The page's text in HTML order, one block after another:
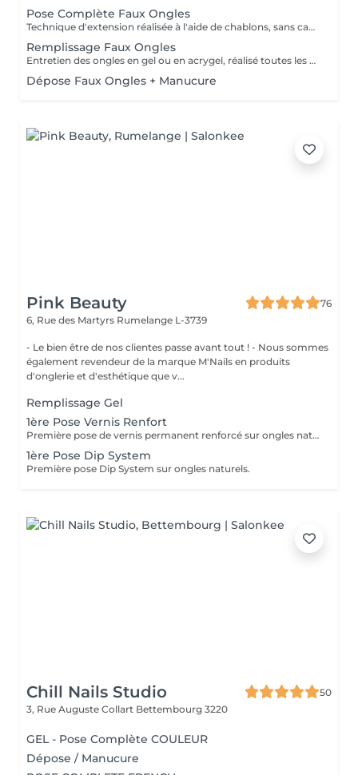
Pose Complète Faux Ongles
Technique d'extension réalisée à l'aide de chablons, sans capsule, pour allonger la forme naturelle de l'ongle de manière précise et personnalisée. Inclus : construction en gel, mise en forme, finition et vernis semi-permanent. Résultat : des ongles plus longs, élégants, solides et parfaitement adaptés à votre style. Tenue : 3 à 4 semaines. Une méthode idéale pour affiner ou transformer la silhouette de vos ongles tout en gardant un rendu naturel et soigné.
Remplissage Faux Ongles
Entretien des ongles en gel ou en acrygel, réalisé toutes les 3 à 4 semaines pour combler la repousse et rafraîchir la forme et la couleur. Inclus : mise à niveau de la structure, limage, soin des cuticules, couleur. Résultat : des ongles comme neufs, toujours impeccables et résistants. Un geste essentiel pour prolonger la beauté de votre pose sans tout recommencer.
Dépose Faux Ongles + Manucure
Pink Beauty
76
6, Rue des Martyrs Rumelange L-3739
- Le bien être de nos clientes passe avant tout ! - Nous sommes
également revendeur de la marque M'Nails en produits
d'onglerie et d'esthétique que v...
Remplissage Gel
1ère Pose Vernis Renfort
Première pose de vernis permanent renforcé sur ongles naturels.
1ère Pose Dip System
Première pose Dip System sur ongles naturels.
Chill Nails Studio
50
3, Rue Auguste Collart Bettembourg 3220
GEL - Pose Complète COULEUR
Dépose / Manucure